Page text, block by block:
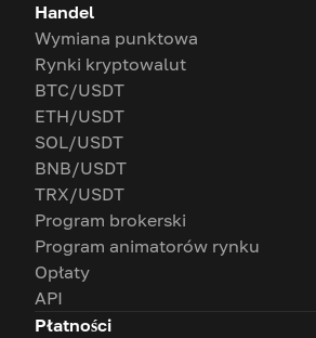
Handel
Wymiana punktowa
Rynki kryptowalut
BTC/USDT
ETH/USDT
SOL/USDT
BNB/USDT
TRX/USDT
Program brokerski
Program animatorów rynku
Opłaty
API
Płatności